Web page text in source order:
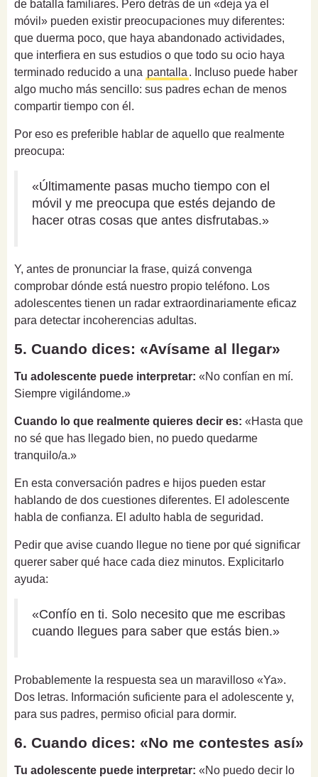
de batalla familiares. Pero detrás de un «deja ya el
móvil» pueden existir preocupaciones muy diferentes:
que duerma poco, que haya abandonado actividades,
que interfiera en sus estudios o que todo su ocio haya
terminado reducido a una pantalla . Incluso puede haber
algo mucho más sencillo: sus padres echan de menos
compartir tiempo con él.
Por eso es preferible hablar de aquello que realmente
preocupa:
«Últimamente pasas mucho tiempo con el
móvil y me preocupa que estés dejando de
hacer otras cosas que antes disfrutabas.»
Y, antes de pronunciar la frase, quizá convenga
comprobar dónde está nuestro propio teléfono. Los
adolescentes tienen un radar extraordinariamente eficaz
para detectar incoherencias adultas.
5. Cuando dices: «Avísame al llegar»
Tu adolescente puede interpretar: «No confían en mí.
Siempre vigilándome.»
Cuando lo que realmente quieres decir es: «Hasta que
no sé que has llegado bien, no puedo quedarme
tranquilo/a.»
En esta conversación padres e hijos pueden estar
hablando de dos cuestiones diferentes. El adolescente
habla de confianza. El adulto habla de seguridad.
Pedir que avise cuando llegue no tiene por qué significar
querer saber qué hace cada diez minutos. Explicitarlo
ayuda:
«Confío en ti. Solo necesito que me escribas
cuando llegues para saber que estás bien.»
Probablemente la respuesta sea un maravilloso «Ya».
Dos letras. Información suficiente para el adolescente y,
para sus padres, permiso oficial para dormir.
6. Cuando dices: «No me contestes así»
Tu adolescente puede interpretar: «No puedo decir lo